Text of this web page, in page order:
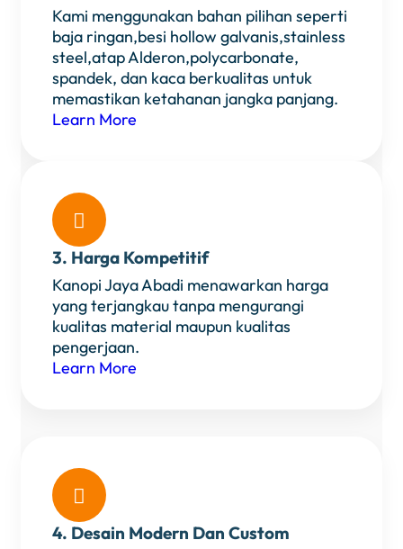
Kami menggunakan bahan pilihan seperti
baja ringan,besi hollow galvanis,stainless
steel,atap Alderon,polycarbonate,
spandek, dan kaca berkualitas untuk
memastikan ketahanan jangka panjang.
Learn More

3. Harga Kompetitif
Kanopi Jaya Abadi menawarkan harga
yang terjangkau tanpa mengurangi
kualitas material maupun kualitas
pengerjaan.
Learn More

4. Desain Modern Dan Custom